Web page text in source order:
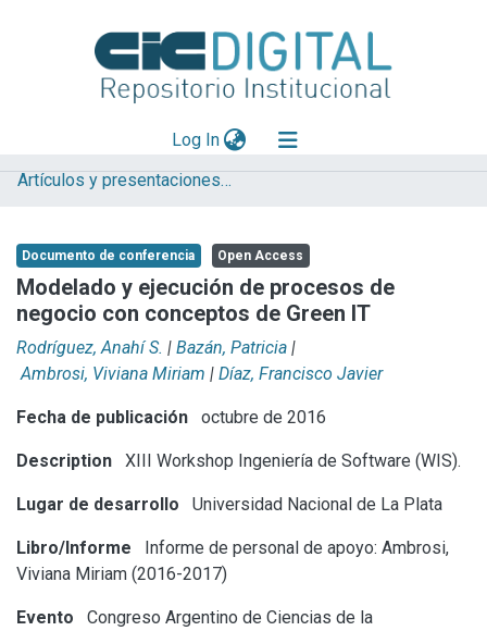
Log In(current)
Explorar
Aportar material
Statistics
Artículos y presentaciones en Congresos
Documento de conferencia Open Access
Modelado y ejecución de procesos de
negocio con conceptos de Green IT
Rodríguez, Anahí S. | Bazán, Patricia |
Ambrosi, Viviana Miriam | Díaz, Francisco Javier
Fecha de publicación octubre de 2016
Description XIII Workshop Ingeniería de Software (WIS).
Lugar de desarrollo Universidad Nacional de La Plata
Libro/Informe
Informe de personal de apoyo: Ambrosi,
Viviana Miriam (2016-2017)
Evento
Congreso Argentino de Ciencias de la